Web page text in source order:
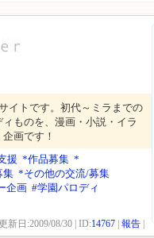
イトです。初代～ミラまでの
ものを、漫画・小説・イラ
画です！
援 *作品募集 *
集 *その他の交流/募集
企画 #学園パロディ
更新日:2009/08/30 | ID:14767 報告